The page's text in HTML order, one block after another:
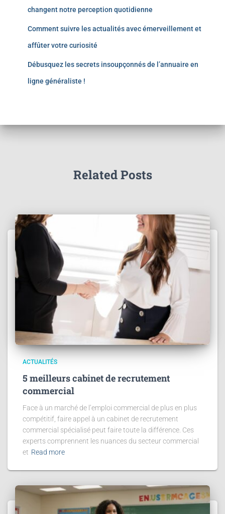
changent notre perception quotidienne
Comment suivre les actualités avec émerveillement et
affûter votre curiosité
Débusquez les secrets insoupçonnés de l’annuaire en
ligne généraliste !
Related Posts
ACTUALITÉS
5 meilleurs cabinet de recrutement
commercial
Face à un marché de l’emploi commercial de plus en plus
compétitif, faire appel à un cabinet de recrutement
commercial spécialisé peut faire toute la différence. Ces
experts comprennent les nuances du secteur commercial
et Read more